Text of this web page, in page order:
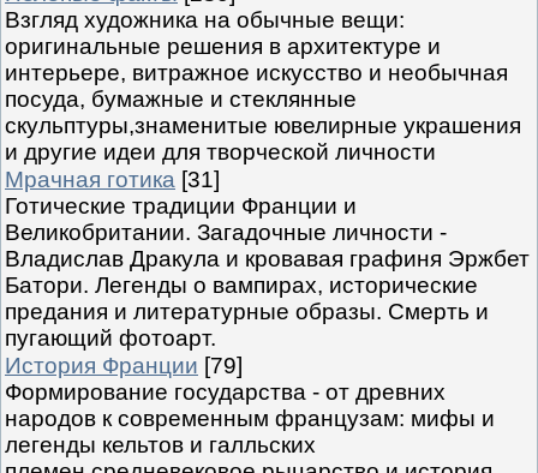
Взгляд художника на обычные вещи:
оригинальные решения в архитектуре и
интерьере, витражное искусство и необычная
посуда, бумажные и стеклянные
скульптуры,знаменитые ювелирные украшения
и другие идеи для творческой личности
Мрачная готика [31]
Готические традиции Франции и
Великобритании. Загадочные личности -
Владислав Дракула и кровавая графиня Эржбет
Батори. Легенды о вампирах, исторические
предания и литературные образы. Смерть и
пугающий фотоарт.
История Франции [79]
Формирование государства - от древних
народов к современным французам: мифы и
легенды кельтов и галльских